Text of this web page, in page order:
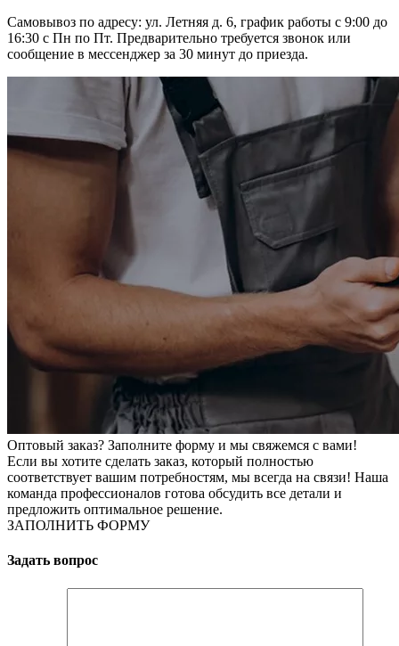
Самовывоз по адресу: ул. Летняя д. 6, график работы с 9:00 до
16:30 с Пн по Пт. Предварительно требуется звонок или
сообщение в мессенджер за 30 минут до приезда.
Оптовый заказ? Заполните форму и мы свяжемся с вами!
Если вы хотите сделать заказ, который полностью
соответствует вашим потребностям, мы всегда на связи! Наша
команда профессионалов готова обсудить все детали и
предложить оптимальное решение.
ЗАПОЛНИТЬ ФОРМУ
Задать вопрос